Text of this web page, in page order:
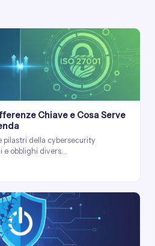
Chiave e Cosa Serve
pilastri della cybersecurity
obblighi divers…